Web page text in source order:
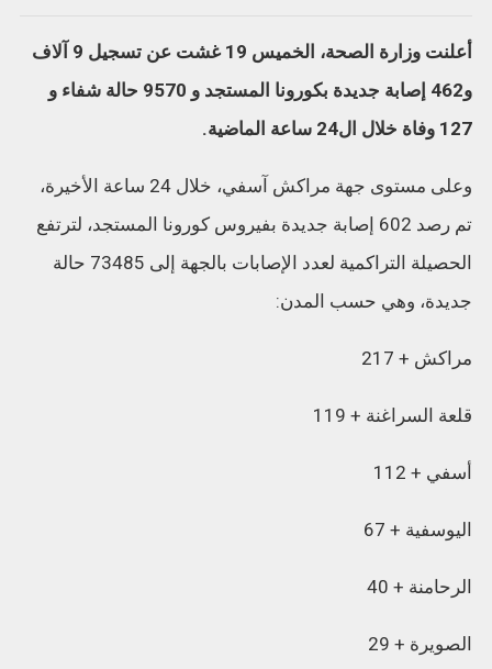
أعلنت وزارة الصحة، الخميس 19 غشت عن تسجيل 9 آلاف
و462 إصابة جديدة بكورونا المستجد و 9570 حالة شفاء و
127 وفاة خلال ال24 ساعة الماضية.
وعلى مستوى جهة مراكش آسفي، خلال 24 ساعة الأخيرة،
تم رصد 602 إصابة جديدة بفيروس كورونا المستجد، لترتفع
الحصيلة التراكمية لعدد الإصابات بالجهة إلى 73485 حالة
جديدة، وهي حسب المدن:
مراكش + 217
قلعة السراغنة + 119
أسفي + 112
اليوسفية + 67
الرحامنة + 40
الصويرة + 29